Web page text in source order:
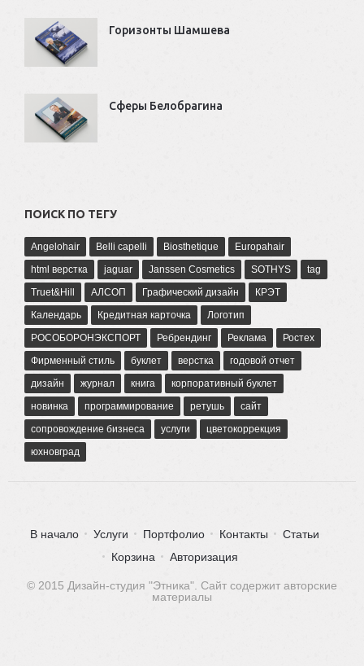
Горизонты Шамшева
Сферы Белобрагина
ПОИСК ПО ТЕГУ
Angelohair Belli capelli Biosthetique
Europahair
html верстка
jaguar Janssen Cosmetics SOTHYS
tag
Truet&Hill
АЛСОП Графический дизайн
КРЭТ
Календарь
Кредитная карточка
Логотип
РОСОБОРОНЭКСПОРТ
Ребрендинг Реклама
Ростех
Фирменный стиль
буклет верстка
годовой отчет
дизайн
журнал книга
корпоративный буклет
новинка
программирование ретушь
сайт
сопровождение бизнеса
услуги
цветокоррекция
юхновград
В начало Услуги Портфолио Контакты
Статьи
Корзина
Авторизация
© 2015 Дизайн-студия "Этника". Сайт содержит авторские
материалы